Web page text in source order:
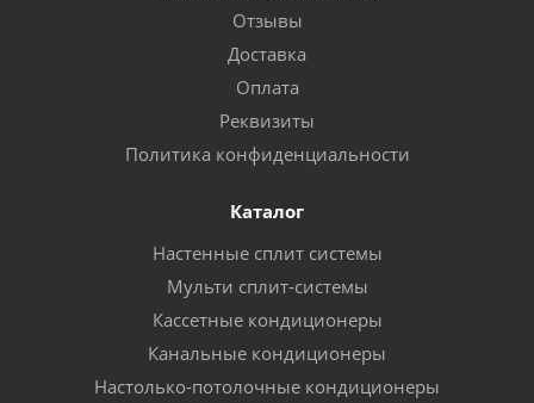
Отзывы
Доставка
Оплата
Реквизиты
Политика конфиденциальности
Каталог
Настенные сплит системы
Мульти сплит-системы
Кассетные кондиционеры
Канальные кондиционеры
Настолько-потолочные кондиционеры